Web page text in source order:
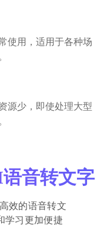
使用，适用于各种场
源少，即使处理大型
音转文字
效的语音转文
学习更加便捷